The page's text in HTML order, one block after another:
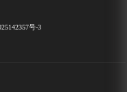
号-3